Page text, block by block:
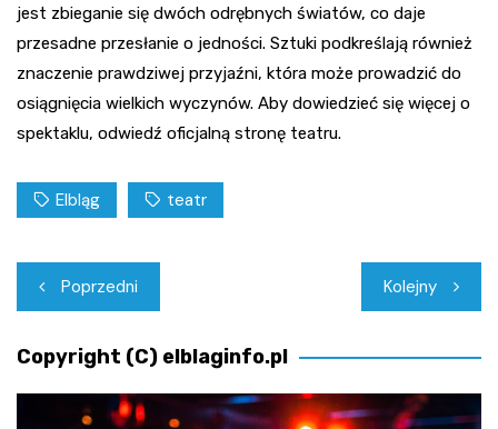
jest zbieganie się dwóch odrębnych światów, co daje
przesadne przesłanie o jedności. Sztuki podkreślają również
znaczenie prawdziwej przyjaźni, która może prowadzić do
osiągnięcia wielkich wyczynów. Aby dowiedzieć się więcej o
spektaklu, odwiedź oficjalną stronę teatru.
Elbląg teatr
Nawigacja
wpisu
Poprzedni Kolejny
Copyright (C) elblaginfo.pl